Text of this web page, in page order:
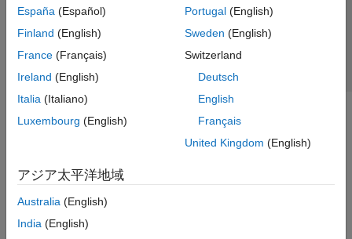
España (Español)
Finland (English)
France (Français)
Ireland (English)
Italia (Italiano)
Luxembourg (English)
Portugal(English)
Sweden (English)
Switzerland
Deutsch
English
Français
United Kingdom (English)
アジア太平洋地域
Australia (English)
India (English)